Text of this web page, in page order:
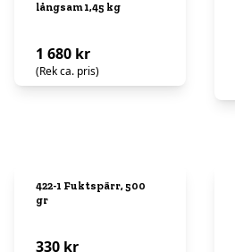
långsam 1,45 kg
1 680 kr
(Rek ca. pris)
422-1 Fuktspärr, 500
gr
330 kr